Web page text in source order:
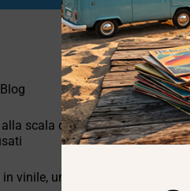
scala di valutazione dei
vinile, un po’ di storia.